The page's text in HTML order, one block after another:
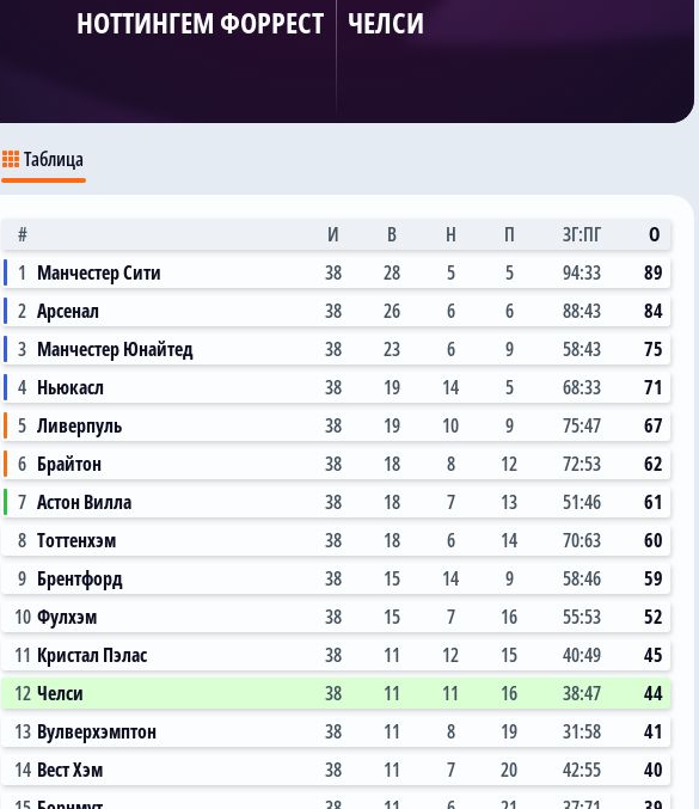
НОТТИНГЕМ ФОРРЕСТ ЧЕЛСИ
Таблица
# И В Н П ЗГ:ПГ
О
1 Манчестер Сити 38 28 5 5 94:33
89
2 Арсенал 38 26 6 6 88:43
84
3 Манчестер Юнайтед 38 23 6 9 58:43
75
4 Ньюкасл 38 19 14 5 68:33
71
5 Ливерпуль 38 19 10 9 75:47
67
6 Брайтон 38 18 8 12 72:53
62
7 Астон Вилла 38 18 7 13 51:46
61
8 Тоттенхэм 38 18 6 14 70:63
60
9 Брентфорд 38 15 14 9 58:46
59
10 Фулхэм 38 15 7 16 55:53
52
11 Кристал Пэлас 38 11 12 15 40:49
45
12 Челси 38 11 11 16 38:47
44
13 Вулверхэмптон 38 11 8 19 31:58
41
14 Вест Хэм 38 11 7 20 42:55
40